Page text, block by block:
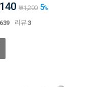
₩1,200 5%
639 리뷰3